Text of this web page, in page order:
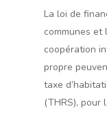
La loi de
communes et
coopération
propre
taxe
(THRS), pour